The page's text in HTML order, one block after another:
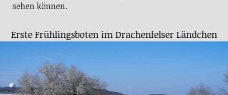
sehen können.